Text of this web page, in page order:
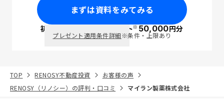
まずは資料をみてみる
初回面談で ポイント※50,000円分
プレゼント適用条件詳細※条件・上限あり
TOP RENOSY不動産投資
お客様の声
RENOSY（リノシー）の評判・口コミ
マイラン製薬株式会社